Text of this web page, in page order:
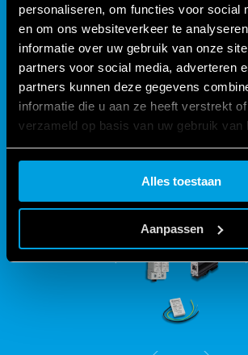
personaliseren, om functies voor social
en om ons websiteverkeer te
informatie over uw gebruik van onze
partners voor social media, adverteren
partners kunnen deze gegevens
informatie die u aan ze heeft verstrekt
verzameld op basis van uw gebruik van
Cookie policy.
Alles toestaan
Aanpassen
BESCHERM UW
MET DE 7P
De 7P-serie is bedoeld voor alle
zijn aan overspanningen en bevat een
lijnen.